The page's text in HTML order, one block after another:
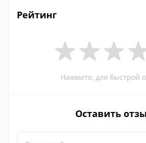
Рейтинг
Нажмите, для быстрой
Оставить